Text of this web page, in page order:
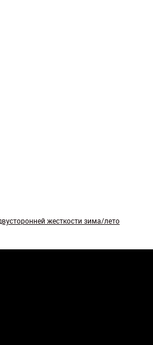
жесткости зима/лето